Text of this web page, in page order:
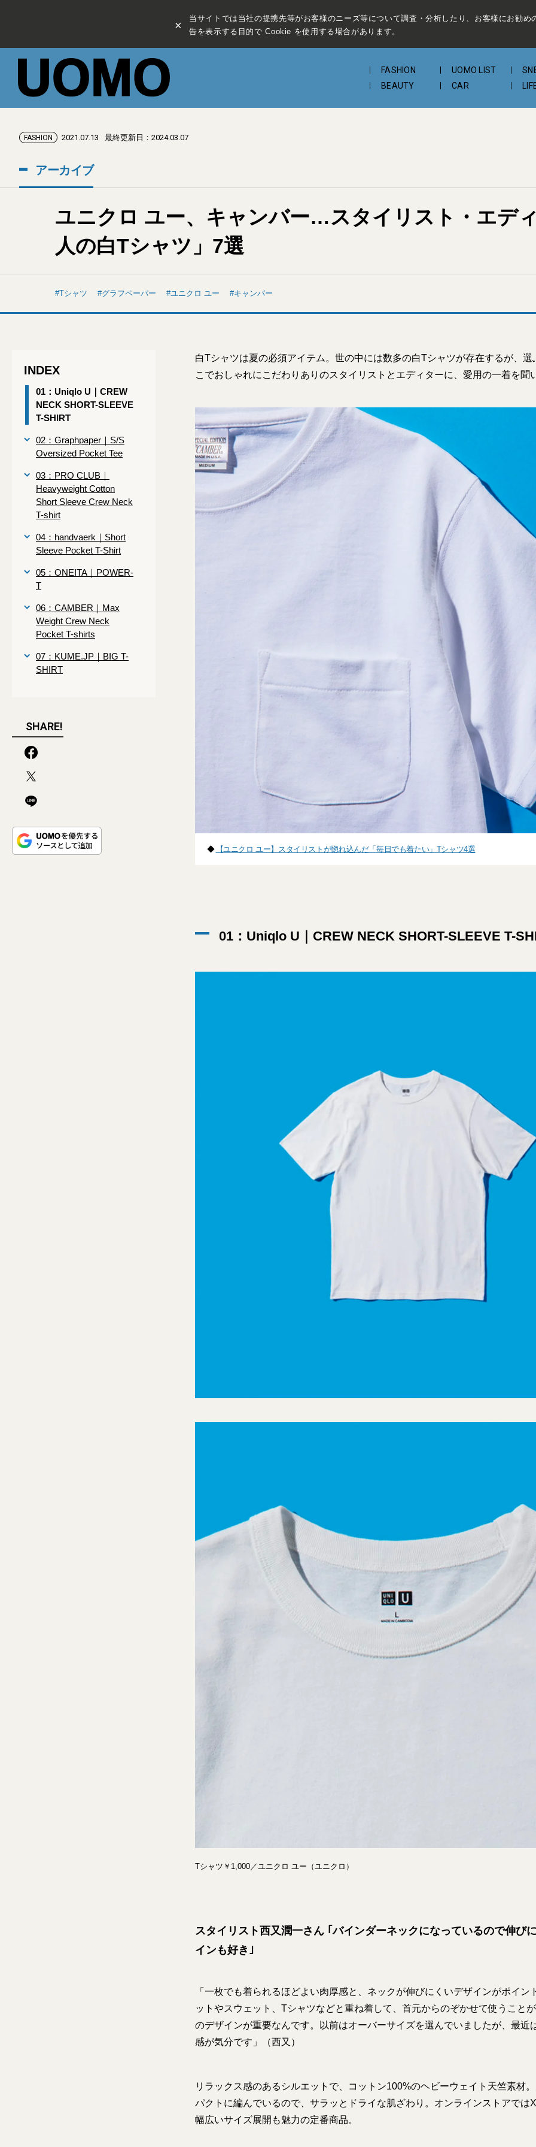
×
当サイトでは当社の提携先等がお客様のニーズ等について調査・分析したり、お客様にお勧め
告を表示する目的で Cookie を使用する場合があります。
FASHION UOMO LIST
BEAUTY
CAR
FASHION 2021.07.13 最終更新日：2024.03.07
アーカイブ
ユニクロ ユー、キャンバー…スタイリスト・エデ
人の白Tシャツ」7選
Tシャツ グラフペーパー ユニクロ ユー キャンバー
INDEX
01：Uniqlo U｜CREW
NECK SHORT-SLEEVE
T-SHIRT
02：Graphpaper｜S/S
Oversized Pocket Tee
03：PRO CLUB｜
Heavyweight Cotton
Short Sleeve Crew Neck
T-shirt
04：handvaerk｜Short
Sleeve Pocket T-Shirt
05：ONEITA｜POWER-
T
06：CAMBER｜Max
Weight Crew Neck
Pocket T-shirts
07：KUME.JP｜BIG T-
SHIRT
SHARE!
白Tシャツは夏の必須アイテム。世の中には数多の白Tシャツが存在するが、
こでおしゃれにこだわりありのスタイリストとエディターに、愛用の一着を聞
◆ 【ユニクロ ユー】スタイリストが惚れ込んだ「毎日でも着たい」Tシャツ4選
01：Uniqlo U｜CREW NECK SHORT-SLEEVE T-
Tシャツ￥1,000／ユニクロ ユー（ユニクロ）
スタイリスト西又潤一さん ｢バインダーネックになっているので伸び
インも好き｣
「一枚でも着られるほどよい肉厚感と、ネックが伸びにくいデザインがポイン
ットやスウェット、Tシャツなどと重ね着して、首元からのぞかせて使うこと
のデザインが重要なんです。以前はオーバーサイズを選んでいましたが、最近
感が気分です」（西又）
リラックス感のあるシルエットで、コットン100%のヘビーウェイト天竺素材
パクトに編んでいるので、サラッとドライな肌ざわり。オンラインストアでは
幅広いサイズ展開も魅力の定番商品。